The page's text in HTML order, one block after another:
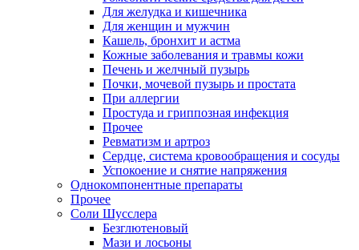
Для желудка и кишечника
Для женщин и мужчин
Кашель, бронхит и астма
Кожные заболевания и травмы кожи
Печень и желчный пузырь
Почки, мочевой пузырь и простата
При аллергии
Простуда и гриппозная инфекция
Прочее
Ревматизм и артроз
Сердце, система кровообращения и сосуды
Успокоение и снятие напряжения
Однокомпонентные препараты
Прочее
Соли Шусслера
Безглютеновый
Мази и лосьоны